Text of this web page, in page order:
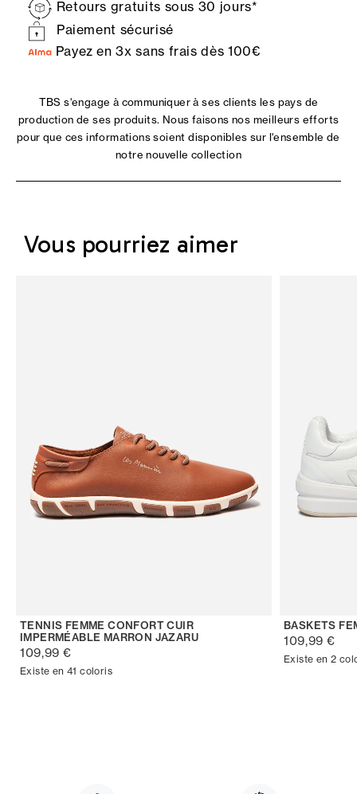
Retours gratuits sous 30 jours*
Paiement sécurisé
Payez en 3x sans frais dès 100€
TBS s'engage à communiquer à ses clients les pays de
production de ses produits. Nous faisons nos meilleurs efforts
pour que ces informations soient disponibles sur l'ensemble de
notre nouvelle collection
Vous pourriez aimer
TENNIS FEMME CONFORT CUIR
IMPERMÉABLE MARRON JAZARU
109,99 €
Existe en 41 coloris
BASKETS
109,99 €
Existe en 2